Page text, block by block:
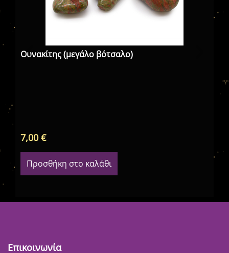
Ουνακίτης (μεγάλο βότσαλο)
7,00€
Προσθήκη στο καλάθι
Επικοινωνία